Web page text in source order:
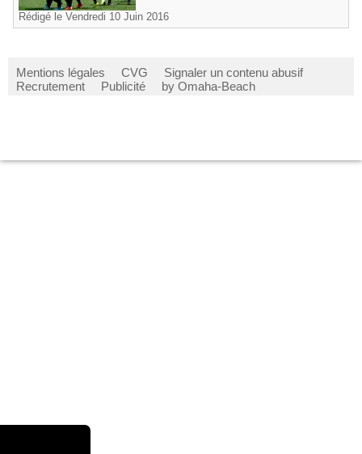
Rédigé le Vendredi 10 Juin 2016
Mentions légales CVG
Signaler un contenu abusif
Recrutement
Publicité by Omaha-Beach